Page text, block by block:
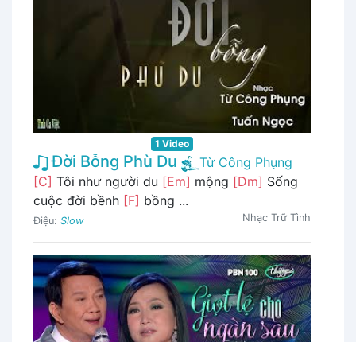
1 Video
Đời Bỗng Phù Du
Từ Công Phụng
[C] Tôi như người du [Em] mộng [Dm] Sống
cuộc đời bềnh [F] bồng ...
Điệu: Slow Nhạc Trữ Tình